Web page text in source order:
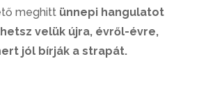
meghitt ünnepi hangulatot
velük újra, évről-évre,
jól bírják a strapát.